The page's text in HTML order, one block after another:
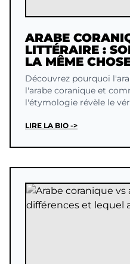
ARABE
LITTÉRAIRE :
LA MÊME
Découvrez pourquoi
l'arabe coranique et
l'étymologie révèle le
LIRE LA BIO ->